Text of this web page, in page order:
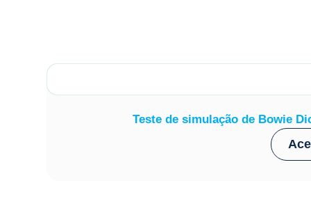
Teste de simulação de Bowie